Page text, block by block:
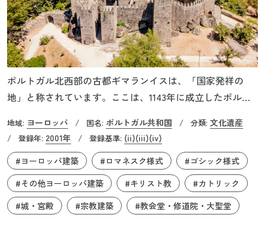
ポルトガル北西部の古都ギマランイスは、「国家発祥の
地」と称されています。ここは、1143年に成立したポルト
的アイデンティティと言語が確立した時代に深く関わる場
所です。旧市街には、ギマランイス城やブラガンサ公爵館
など、同国の歴史を象徴する建造物が保存されています。
ゴシック様式やマヌエル様式など、さまざまな時代の建築
様式が混在するノッサ・セニョーラ・ダ・オリヴェイラ教
会は、10世紀に設立された修道院を前身としています。こ
地域: ヨーロッパ / 国名: ポルトガル共和国 / 分類: 文化遺産
/ 登録年: 2001年 / 登録基準: (ii)(iii)(iv)
#ヨーロッパ建築
#ロマネスク様式
#ゴシック様式
#その他ヨーロッパ建築
#キリスト教
#カトリック
#城・宮殿
#宗教建築 #教会堂・修道院・大聖堂